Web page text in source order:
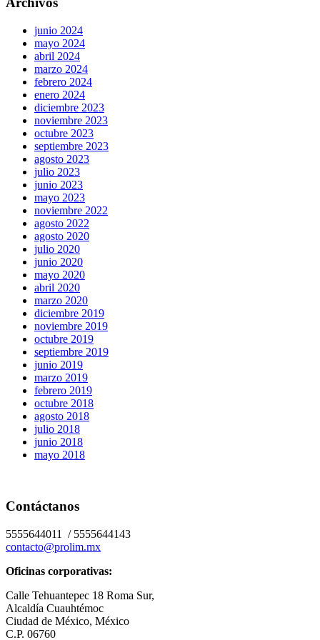
junio 2024
mayo 2024
abril 2024
marzo 2024
febrero 2024
enero 2024
diciembre 2023
noviembre 2023
octubre 2023
septiembre 2023
agosto 2023
julio 2023
junio 2023
mayo 2023
noviembre 2022
agosto 2022
agosto 2020
julio 2020
junio 2020
mayo 2020
abril 2020
marzo 2020
diciembre 2019
noviembre 2019
octubre 2019
septiembre 2019
junio 2019
marzo 2019
febrero 2019
octubre 2018
agosto 2018
julio 2018
junio 2018
mayo 2018
Contáctanos
5555644011 / 5555644143
contacto@prolim.mx
Oficinas corporativas:
Calle Tehuantepec 18 Roma Sur,
Alcaldía Cuauhtémoc
Ciudad de México, México
C.P. 06760